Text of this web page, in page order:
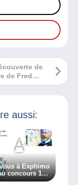
de
de Fred
aussi:
à Exphimo
concours 1
équipe !